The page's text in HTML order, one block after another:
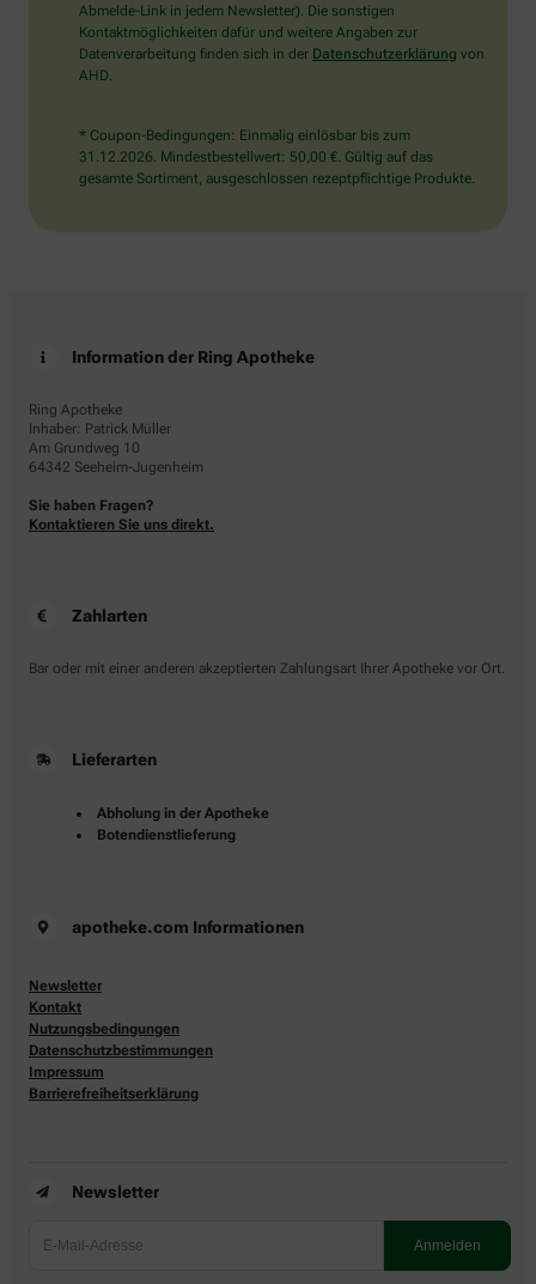
Abmelde-Link in jedem Newsletter). Die sonstigen
Kontaktmöglichkeiten dafür und weitere Angaben zur
Datenverarbeitung finden sich in der Datenschutzerklärung von
AHD.
* Coupon-Bedingungen: Einmalig einlösbar bis zum
31.12.2026. Mindestbestellwert: 50,00 €. Gültig auf das
gesamte Sortiment, ausgeschlossen rezeptpflichtige Produkte.
Information der Ring Apotheke
Ring Apotheke
Inhaber: Patrick Müller
Am Grundweg 10
64342 Seeheim-Jugenheim
Sie haben Fragen?
Kontaktieren Sie uns direkt.
Zahlarten
Bar oder mit einer anderen akzeptierten Zahlungsart Ihrer Apotheke vor Ort.
Lieferarten
Abholung in der Apotheke
Botendienstlieferung
apotheke.com Informationen
Newsletter
Kontakt
Nutzungsbedingungen
Datenschutzbestimmungen
Impressum
Barrierefreiheitserklärung
Newsletter